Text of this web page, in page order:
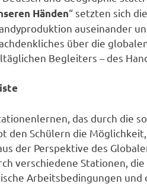
Händen“ setzten sich
auseinander
über die
Begleiters – des
das durch die
den Schülern die
der Perspektive des
verschiedene Stationen,
Arbeitsbedingungen